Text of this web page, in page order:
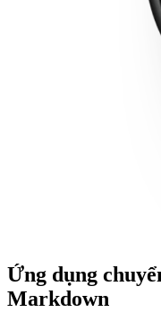
Ứng dụng
Markdown